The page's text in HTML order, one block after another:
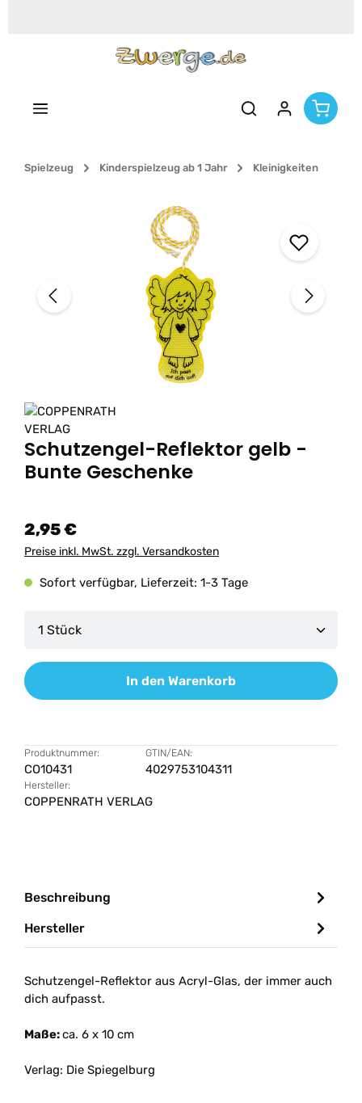
Spielzeug Kinderspielzeug ab 1 Jahr Kleinigkeiten
Bildergalerie überspringen
Schutzengel-Reflektor gelb -
Bunte Geschenke
2,95 €
Preise inkl. MwSt. zzgl. Versandkosten
Sofort verfügbar, Lieferzeit: 1-3 Tage
Produkt Anzahl: Gib den gewünschten Wert
In den Warenkorb
Produktnummer:
CO10431
GTIN/EAN:
4029753104311
Hersteller:
COPPENRATH VERLAG
Beschreibung
Hersteller
Schutzengel-Reflektor aus Acryl-Glas, der immer auch
dich aufpasst.
Maße:ca. 6 x 10 cm
Verlag: Die Spiegelburg